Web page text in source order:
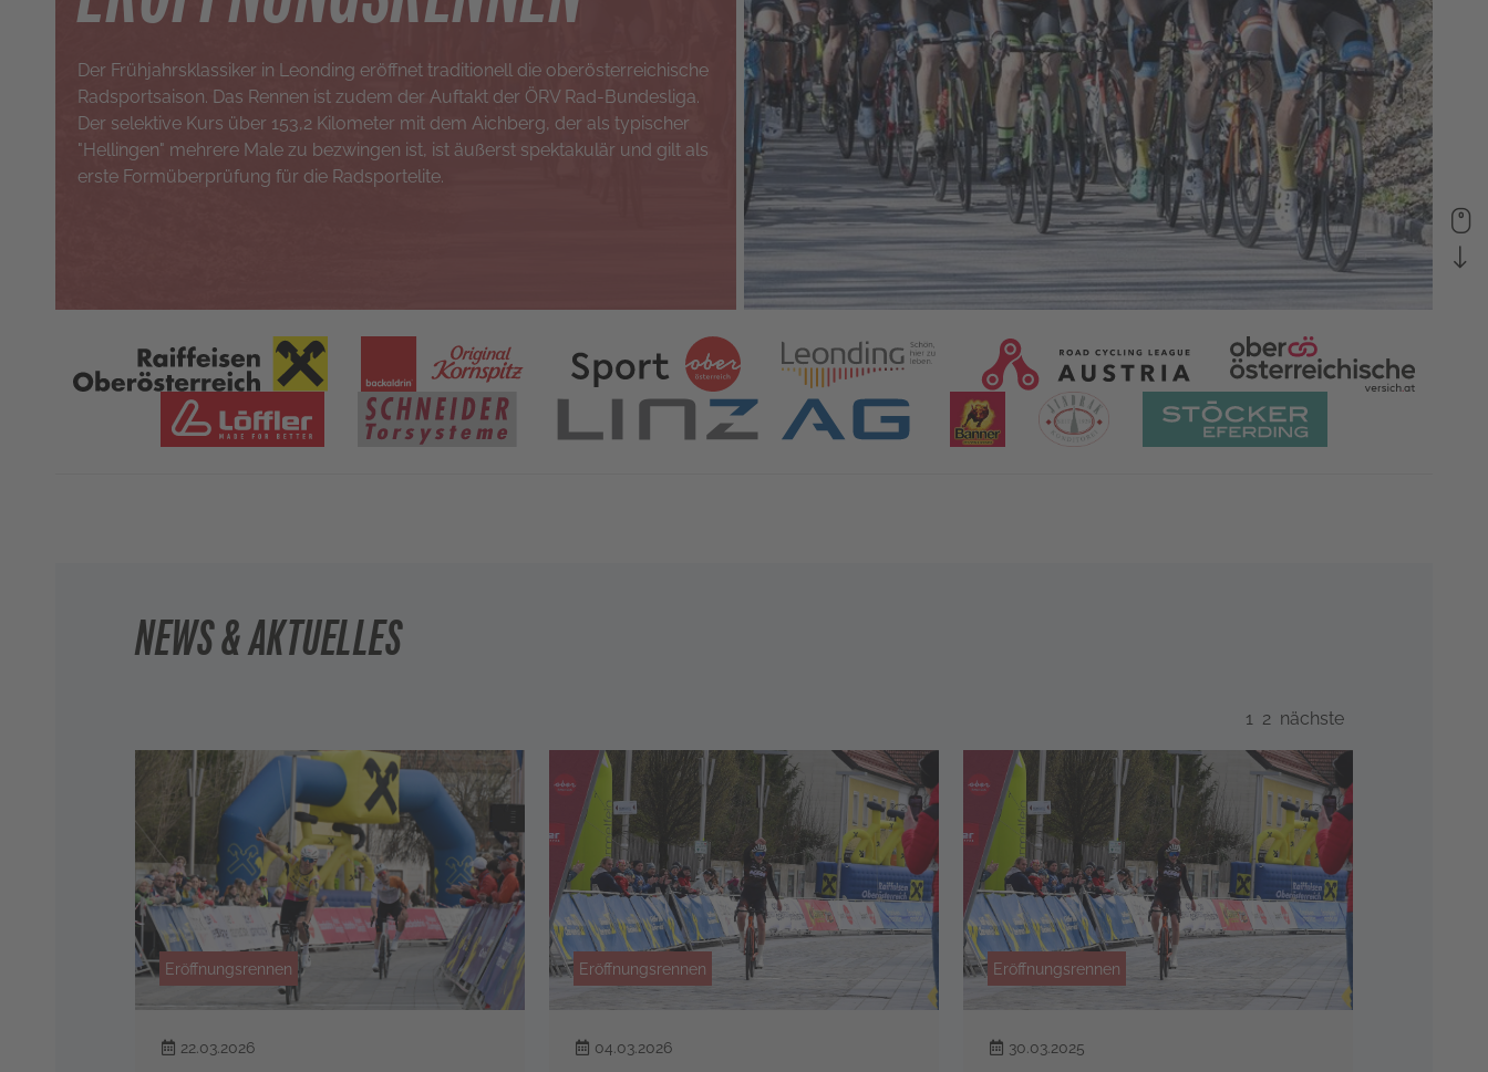
Der Frühjahrsklassiker in Leonding eröffnet traditionell die oberösterreichische
Radsportsaison. Das Rennen ist zudem der Auftakt der ÖRV Rad-Bundesliga.
Der selektive Kurs über 153,2 Kilometer mit dem Aichberg, der als typischer
"Hellingen" mehrere Male zu bezwingen ist, ist äußerst spektakulär und gilt als
erste Formüberprüfung für die Radsportelite.
NEWS & AKTUELLES
1 2 nächste
Eröffnungsrennen
22.03.2026
Eröffnungsrennen
04.03.2026
Eröffnungsrennen
30.03.2025